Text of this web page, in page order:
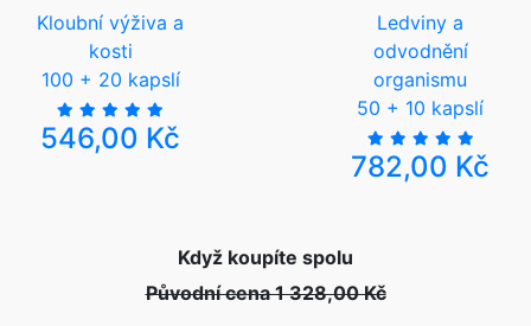
Kloubní výživa a
kosti
100 + 20 kapslí
546,00 Kč
Ledviny a
odvodnění
organismu
50 + 10 kapslí
782,00 Kč
Když koupíte spolu
Původní cena 1 328,00 Kč